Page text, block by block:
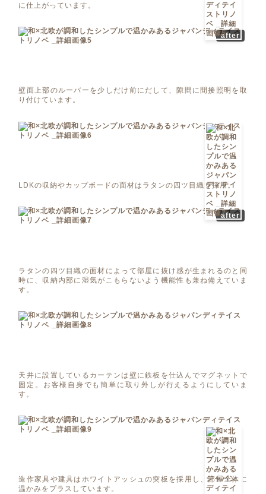
に仕上がっています。
after
壁面上部のルーバーを少しだけ前にだして、隙間に間接照明を取
り付けています。
LDKの収納やカップボードの面材はラタンの四ツ目織を採用。
after
ラタンの四ツ目織の面材によって部屋に抜け感が生まれるのと同
時に、収納内部に湿気がこもらないよう機能性も兼ね備えていま
す。
天井に設置しているカーテンは壁に鉄板を仕込んでマグネットで
固定。お客様自身でも簡単に取り外しが行えるようにしていま
す。
造作家具や建具はホワイトアッシュの突板を採用し、部屋全体に
温かみをプラスしています。